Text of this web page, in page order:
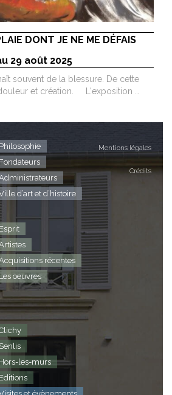
DONT JE NE ME DÉFAIS
29 août 2025
souvent de la blessure. De cette
et création. L'exposition …
Mentions légales
Crédits
Philosophie
Fondateurs
d’art et d’histoire
Esprit
récentes
Les oeuvres
Senlis
Hors-les-murs
Editions